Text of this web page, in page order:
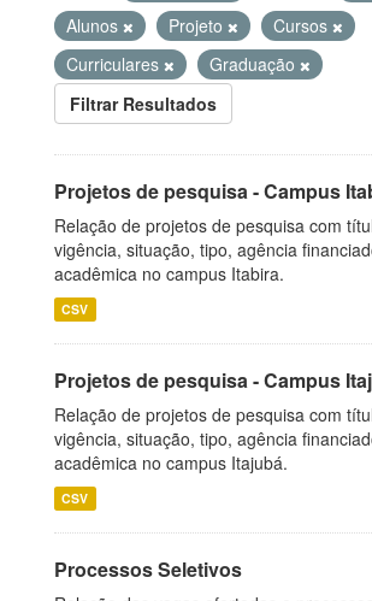
Alunos
Projeto
Cursos
Curriculares
Graduação
Filtrar Resultados
Projetos de pesquisa - Campus
Relação de projetos de pesquisa com
vigência, situação, tipo, agência
acadêmica no campus Itabira.
CSV
Projetos de pesquisa - Campus
Relação de projetos de pesquisa com
vigência, situação, tipo, agência
acadêmica no campus Itajubá.
CSV
Processos Seletivos